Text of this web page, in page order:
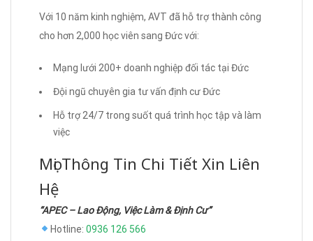
Với 10 năm kinh nghiệm, AVT đã hỗ trợ thành công
cho hơn 2,000 học viên sang Đức với:
Mạng lưới 200+ doanh nghiệp đối tác tại Đức
Đội ngũ chuyên gia tư vấn định cư Đức
Hỗ trợ 24/7 trong suốt quá trình học tập và làm
việc
Mọi Thông Tin Chi Tiết Xin Liên
Hệ
“APEC – Lao Động, Việc Làm & Định Cư”
Hotline: 0936 126 566